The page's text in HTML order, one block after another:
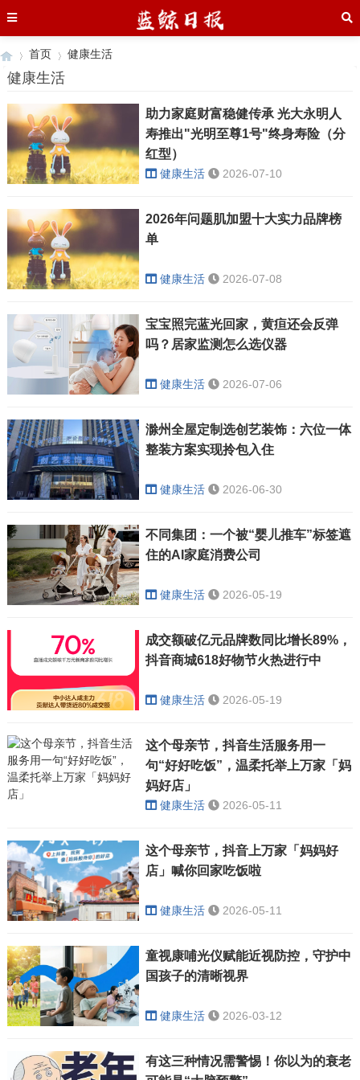
›
首页
›
健康生活
健康生活
助力家庭财富稳健传承 光大永明人
寿推出"光明至尊1号"终身寿险（分
红型）
健康生活 2026-07-10
2026年问题肌加盟十大实力品牌榜
单
健康生活 2026-07-08
宝宝照完蓝光回家，黄疸还会反弹
吗？居家监测怎么选仪器
健康生活 2026-07-06
滁州全屋定制选创艺装饰：六位一体
整装方案实现拎包入住
健康生活 2026-06-30
不同集团：一个被“婴儿推车”标签遮
住的AI家庭消费公司
健康生活 2026-05-19
成交额破亿元品牌数同比增长89%，
抖音商城618好物节火热进行中
健康生活 2026-05-19
这个母亲节，抖音生活服务用一
句“好好吃饭”，温柔托举上万家「妈
妈好店」
健康生活 2026-05-11
这个母亲节，抖音上万家「妈妈好
店」喊你回家吃饭啦
健康生活 2026-05-11
​童视康哺光仪赋能近视防控，守护中
国孩子的清晰视界
健康生活 2026-03-12
​有这三种情况需警惕！你以为的衰老